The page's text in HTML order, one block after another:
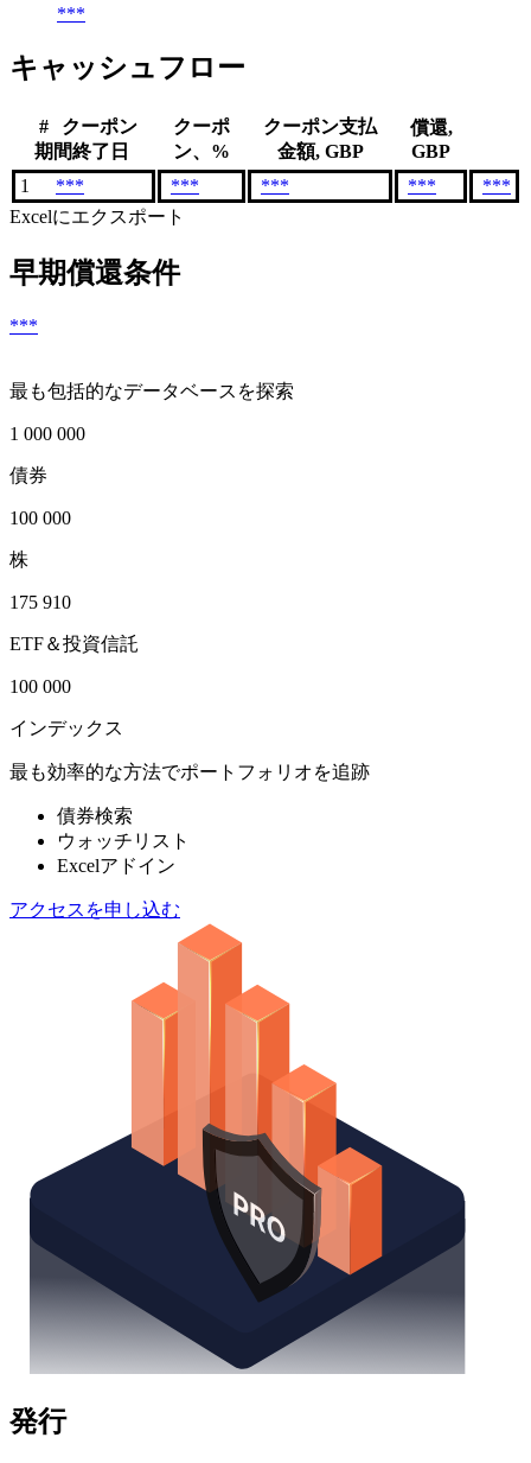
***
キャッシュフロー
#
クーポン
期間終了日
クーポ
ン、%
クーポン支払
金額, GBP
償還,
GBP
1
*** *** *** ***
***
Excelにエクスポート
早期償還条件
***
最も包括的なデータベースを探索
1 000 000
債券
100 000
株
175 910
ETF＆投資信託
100 000
インデックス
最も効率的な方法でポートフォリオを追跡
債券検索
ウォッチリスト
Excelアドイン
アクセスを申し込む
発行